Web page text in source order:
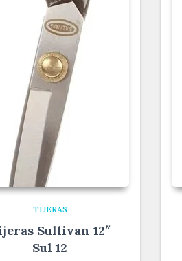
TIJERAS
Sullivan 12″
Sul 12